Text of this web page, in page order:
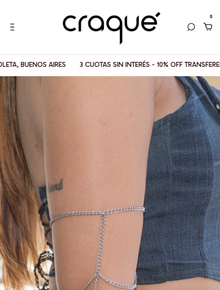
0
AIRES 3 CUOTAS SIN INTERÉS - 10% OFF